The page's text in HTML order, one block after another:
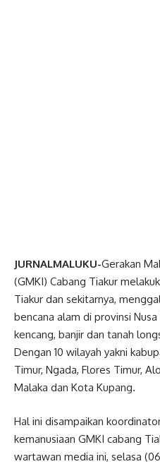
JURNALMALUKU-Gerakan
(GMKI) Cabang Tiakur
Tiakur dan sekitarnya,
bencana alam di provinsi
kencang, banjir dan tanah
Dengan 10 wilayah yakni
Timur, Ngada, Flores Timur,
Malaka dan Kota Kupang.
Hal ini disampaikan
kemanusiaan GMKI cabang
wartawan media ini, selasa